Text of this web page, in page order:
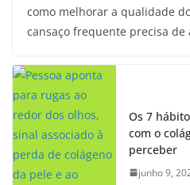
como melhorar a qualidade
cansaço frequente precisa de
Os 7
com o
perceber
junho 9,